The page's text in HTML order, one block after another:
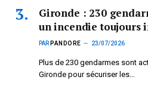
Gironde : 230
un incendie toujours
PAR PANDORE 23/07/2026
Plus de 230 gendarmes sont
Gironde pour sécuriser les…